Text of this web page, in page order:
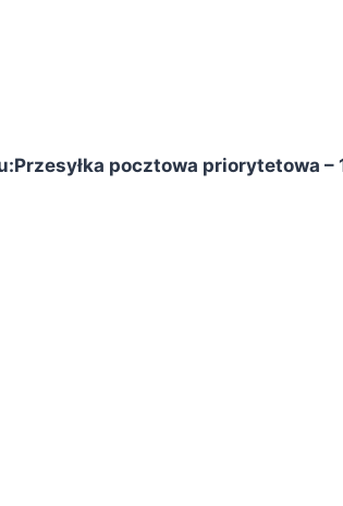
Przesyłka pocztowa priorytetowa –